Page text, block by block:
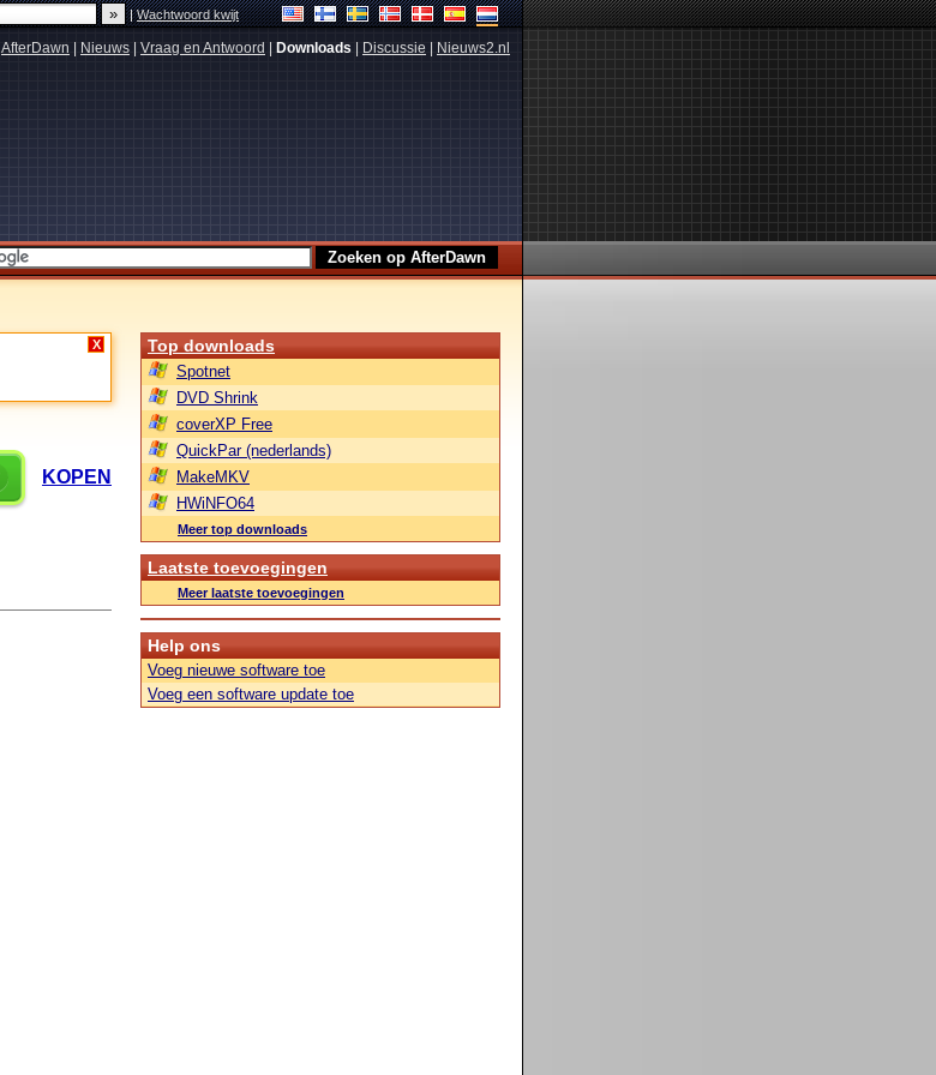
|Wachtwoord kwijt
AfterDawn Nieuws Vraag en Antwoord Downloads Discussie Nieuws2.nl
X
KOPEN
Top downloads
Spotnet
DVD Shrink
coverXP Free
QuickPar (nederlands)
MakeMKV
HWiNFO64
Meer top downloads
Laatste toevoegingen
Meer laatste toevoegingen
Help ons
Voeg nieuwe software toe
Voeg een software update toe